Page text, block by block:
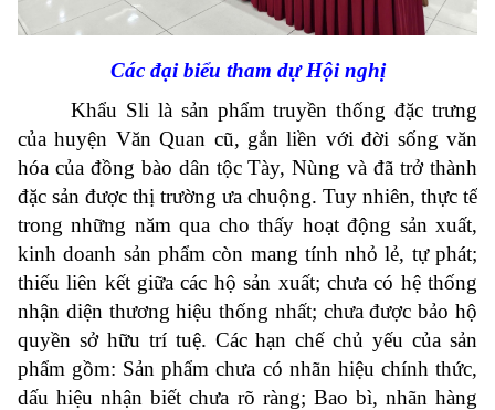
Các đại biểu tham dự Hội nghị
Khẩu Sli là sản phẩm truyền thống đặc trưng
của huyện Văn Quan cũ, gắn liền với đời sống văn
hóa của đồng bào dân tộc Tày, Nùng và đã trở thành
đặc sản được thị trường ưa chuộng. Tuy nhiên, thực tế
trong những năm qua cho thấy hoạt động sản xuất,
kinh doanh sản phẩm còn mang tính nhỏ lẻ, tự phát;
thiếu liên kết giữa các hộ sản xuất; chưa có hệ thống
nhận diện thương hiệu thống nhất; chưa được bảo hộ
quyền sở hữu trí tuệ. Các hạn chế chủ yếu của sản
phẩm gồm: Sản phẩm chưa có nhãn hiệu chính thức,
dấu hiệu nhận biết chưa rõ ràng; Bao bì, nhãn hàng